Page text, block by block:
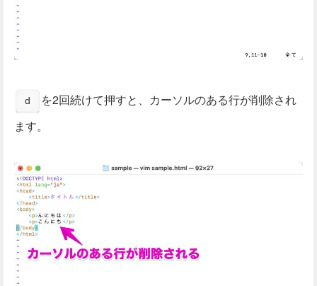
d
を2回続けて押すと、カーソルのある行が削除され
ます。